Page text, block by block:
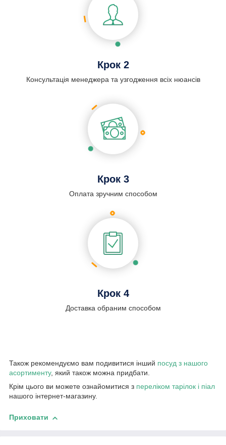
Крок 2
Консультація менеджера та узгодження всіх нюансів
Крок 3
Оплата зручним способом
Крок 4
Доставка обраним способом
Також рекомендуємо вам подивитися інший посуд з нашого
асортименту, який також можна придбати.
Крім цього ви можете ознайомитися з переліком тарілок і піал
нашого інтернет-магазину.
Приховати